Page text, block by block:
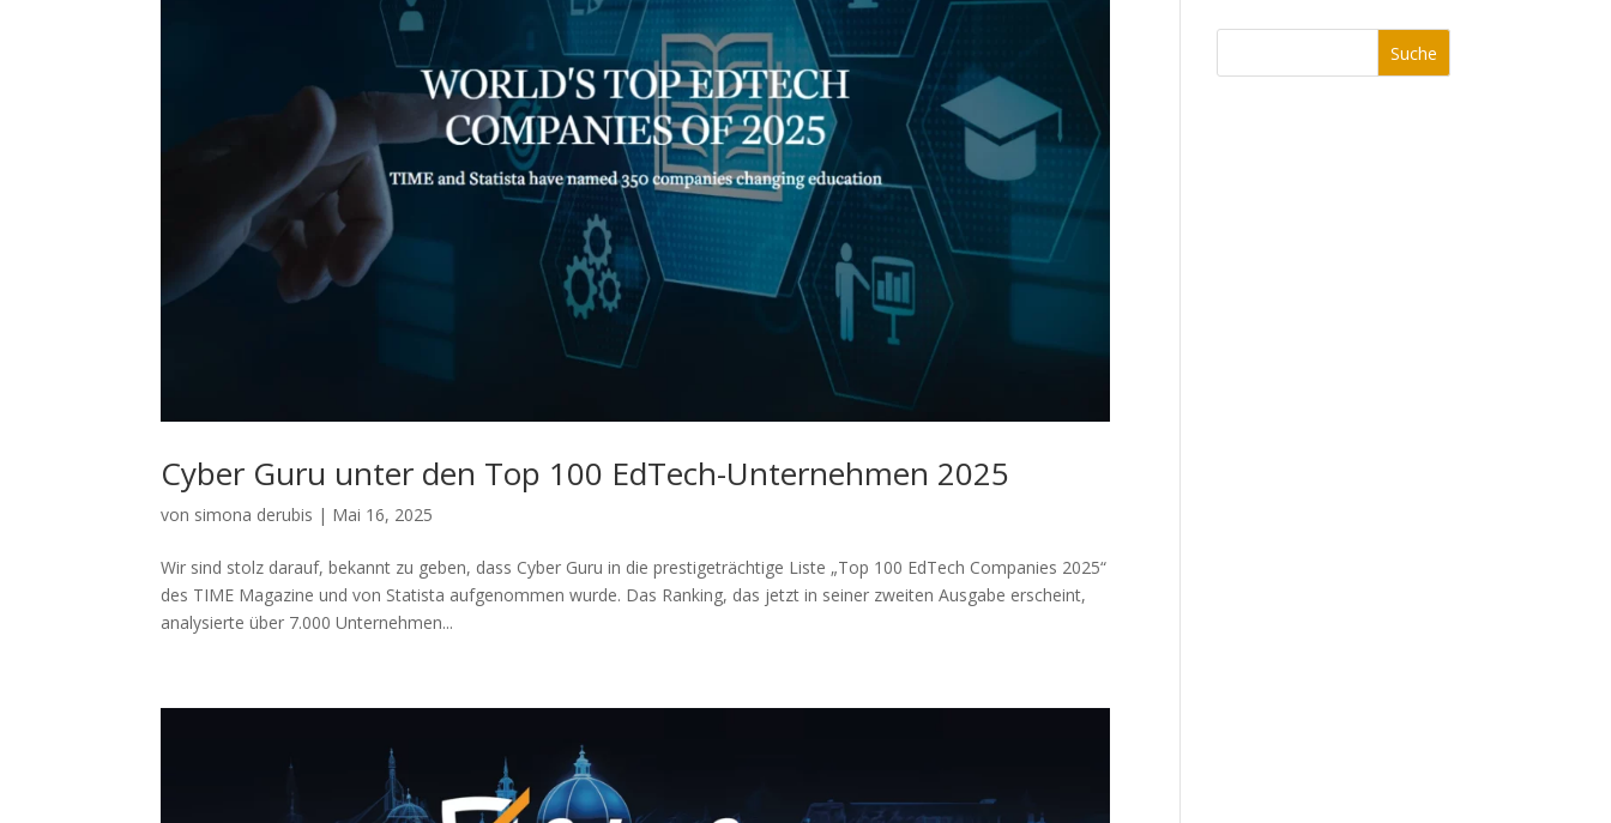
Cyber Guru unter den Top 100 EdTech-Unternehmen 2025
von simona derubis | Mai 16, 2025
Wir sind stolz darauf, bekannt zu geben, dass Cyber Guru in die prestigeträchtige Liste „Top 100 EdTech Companies 2025“
des TIME Magazine und von Statista aufgenommen wurde. Das Ranking, das jetzt in seiner zweiten Ausgabe erscheint,
analysierte über 7.000 Unternehmen...
Suche